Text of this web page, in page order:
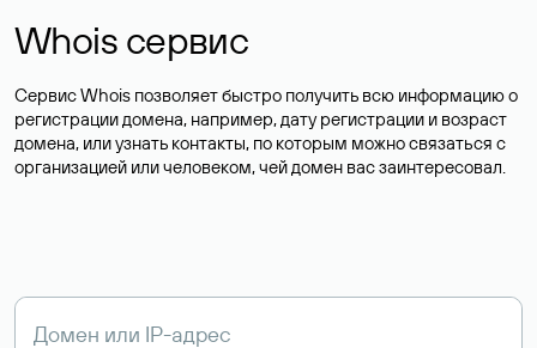
Whois сервис
Сервис Whois позволяет быстро получить всю информацию о
регистрации домена, например, дату регистрации и возраст
домена, или узнать контакты, по которым можно связаться с
организацией или человеком, чей домен вас заинтересовал.